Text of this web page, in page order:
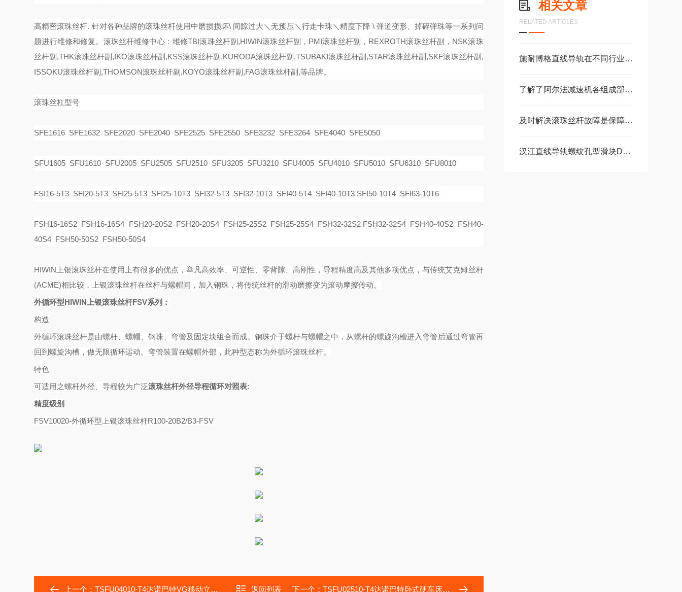
相关文章
RELATED ARTICLES
施耐博格直线导轨在不同行业中的具体应用分享
了解了阿尔法减速机各组成部件功能特点才能更好的使用它
及时解决滚珠丝杆故障是保障自动化产线稳定高效的关键
汉江直线导轨螺纹孔型滑块DA15AADA20AADA20AAL
高精密滚珠丝杆. 针对各种品牌的滚珠丝杆使用中磨损损坏\ 间隙过大＼无预压＼行走卡珠＼精度下降 \ 弹道变形、掉碎弹珠等一系列问
题进行维修和修复。 滚珠丝杆维修中心：维修TBI滚珠丝杆副,HIWIN滚珠丝杆副 ， PMI滚珠丝杆副， REXROTH滚珠丝杆副 ， NSK滚珠
丝杆副,THK滚珠丝杆副,IKO滚珠丝杆副,KSS滚珠丝杆副,KURODA滚珠丝杆副,TSUBAKI滚珠丝杆副,STAR滚珠丝杆副,SKF滚珠丝杆副,
ISSOKU滚珠丝杆副,THOMSON滚珠丝杆副,KOYO滚珠丝杆副,FAG滚珠丝杆副,等品牌。
滚珠丝杠型号
SFE1616 SFE1632 SFE2020 SFE2040 SFE2525 SFE2550 SFE3232 SFE3264 SFE4040 SFE5050
SFU1605 SFU1610 SFU2005 SFU2505 SFU2510 SFU3205 SFU3210 SFU4005 SFU4010 SFU5010 SFU6310 SFU8010
FSI16-5T3 SFI20-5T3 SFI25-5T3 SFI25-10T3 SFI32-5T3 SFI32-10T3 SFI40-5T4 SFI40-10T3 SFI50-10T4 SFI63-10T6
FSH16-16S2 FSH16-16S4 FSH20-20S2 FSH20-20S4 FSH25-25S2 FSH25-25S4 FSH32-32S2 FSH32-32S4 FSH40-40S2 FSH40-
40S4 FSH50-50S2 FSH50-50S4
HIWIN上银滚珠丝杆在使用上有很多的优点，举凡高效率、可逆性、零背隙、高刚性，导程精度高及其他多项优点，与传统艾克姆丝杆
(ACME)相比较，上银滚珠丝杆在丝杆与螺帽间，加入钢珠，将传统丝杆的滑动磨擦变为滚动摩擦传动。
外循环型HIWIN上银滚珠丝杆FSV系列：
构造
外循环滚珠丝杆是由螺杆、螺帽、钢珠、弯管及固定块组合而成。钢珠介于螺杆与螺帽之中，从螺杆的螺旋沟槽进入弯管后通过弯管再
回到螺旋沟槽，做无限循环运动。弯管装置在螺帽外部，此种型态称为外循环滚珠丝杆。
特色
可适用之螺杆外径、导程较为广泛滚珠丝杆外径导程循环对照表:
精度级别
FSV10020-外循环型上银滚珠丝杆R100-20B2/B3-FSV
上一个：TSFU04010-T4达诺巴特VG移动立式磨床丝杠TSFU04005-T4 返回列表 下一个： TSFU02510-T4达诺巴特卧式硬车床用DTK丝杠TSFU02505-T4